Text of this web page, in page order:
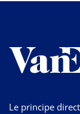
Le principe